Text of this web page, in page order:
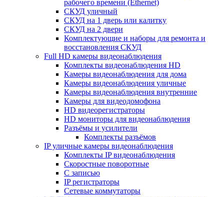
рабочего времени (Ethernet)
СКУД уличный
СКУД на 1 дверь или калитку
СКУД на 2 двери
Комплектующие и наборы для ремонта и
восстановления СКУД
Full HD камеры видеонаблюдения
Комплекты видеонаблюдения HD
Камеры видеонаблюдения для дома
Камеры видеонаблюдения уличные
Камеры видеонаблюдения внутренние
Камеры для видеодомофона
HD видеорегистраторы
HD мониторы для видеонаблюдения
Разъёмы и усилители
Комплекты разъёмов
IP уличные камеры видеонаблюдения
Комплекты IP видеонаблюдения
Скоростные поворотные
С записью
IP регистраторы
Сетевые коммутаторы